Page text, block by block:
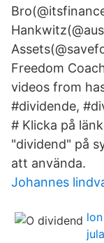
Freedom
videos from
#dividende,
# Klicka på
"dividend" på
att använda.
Johannes